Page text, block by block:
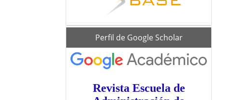
scholarPerfil de Google Scholar